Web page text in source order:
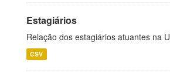
Estagiários
Relação dos estagiários atuantes na
CSV